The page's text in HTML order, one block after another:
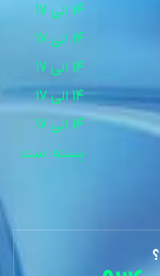
14 الی 17
14 الی 17
بسته است